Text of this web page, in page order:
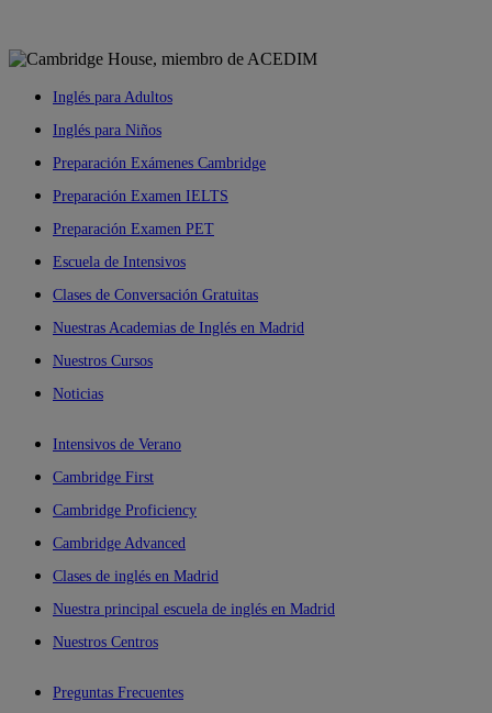
Inglés para Adultos
Inglés para Niños
Preparación Exámenes Cambridge
Preparación Examen IELTS
Preparación Examen PET
Escuela de Intensivos
Clases de Conversación Gratuitas
Nuestras Academias de Inglés en Madrid
Nuestros Cursos
Noticias
Intensivos de Verano
Cambridge First
Cambridge Proficiency
Cambridge Advanced
Clases de inglés en Madrid
Nuestra principal escuela de inglés en Madrid
Nuestros Centros
Preguntas Frecuentes